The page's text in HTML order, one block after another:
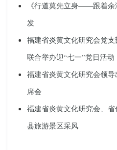
《行道莫先立身——跟着
发
福建省炎黄文化研究会党
联合举办迎“七一”党日活动
福建省炎黄文化研究会领
席会
福建省炎黄文化研究会、
县旅游景区采风